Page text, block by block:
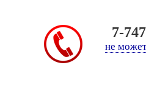
7-
не